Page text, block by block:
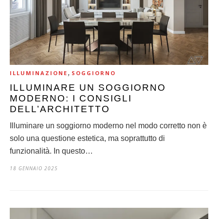
ILLUMINAZIONE , SOGGIORNO
ILLUMINARE UN SOGGIORNO
MODERNO: I CONSIGLI
DELL’ARCHITETTO
Illuminare un soggiorno moderno nel modo corretto non è
solo una questione estetica, ma soprattutto di
funzionalità. In questo…
18 GENNAIO 2025